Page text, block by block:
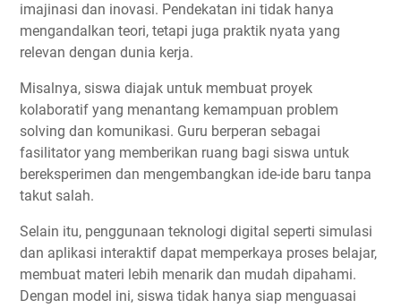
imajinasi dan inovasi. Pendekatan ini tidak hanya
mengandalkan teori, tetapi juga praktik nyata yang
relevan dengan dunia kerja.
Misalnya, siswa diajak untuk membuat proyek
kolaboratif yang menantang kemampuan problem
solving dan komunikasi. Guru berperan sebagai
fasilitator yang memberikan ruang bagi siswa untuk
bereksperimen dan mengembangkan ide-ide baru tanpa
takut salah.
Selain itu, penggunaan teknologi digital seperti simulasi
dan aplikasi interaktif dapat memperkaya proses belajar,
membuat materi lebih menarik dan mudah dipahami.
Dengan model ini, siswa tidak hanya siap menguasai